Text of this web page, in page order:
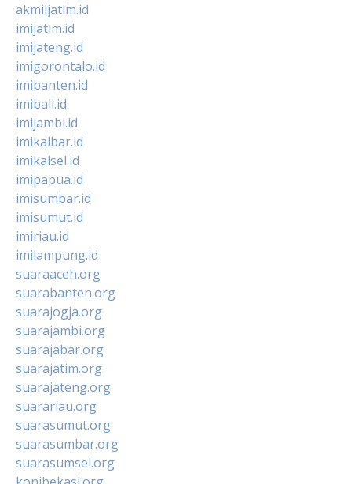
akmiljatim.id
imijatim.id
imijateng.id
imigorontalo.id
imibanten.id
imibali.id
imijambi.id
imikalbar.id
imikalsel.id
imipapua.id
imisumbar.id
imisumut.id
imiriau.id
imilampung.id
suaraaceh.org
suarabanten.org
suarajogja.org
suarajambi.org
suarajabar.org
suarajatim.org
suarajateng.org
suarariau.org
suarasumut.org
suarasumbar.org
suarasumsel.org